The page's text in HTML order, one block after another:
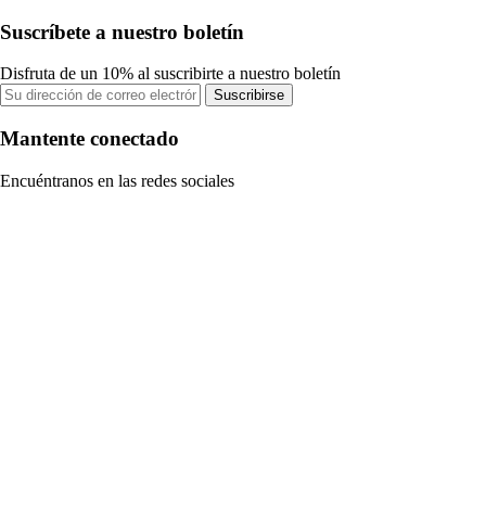
Suscríbete a nuestro boletín
Disfruta de un 10% al suscribirte a nuestro boletín
Suscribirse
Mantente conectado
Encuéntranos en las redes sociales